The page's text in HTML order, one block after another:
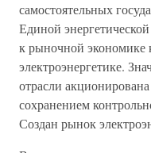
самостоятельных
Единой
к рыночной экономике
электроэнергетике.
отрасли
сохранением
Создан рынок